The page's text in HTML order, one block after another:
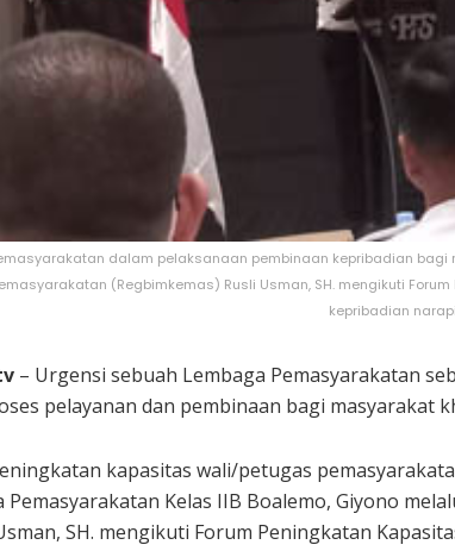
dalam pelaksanaan pembinaan kepribadian bagi
(Regbimkemas) Rusli Usman, SH. mengikuti
kepribadian
– Urgensi sebuah Lembaga Pemasyarakatan
pelayanan dan pembinaan bagi masyarakat
kapasitas wali/petugas
Pemasyarakatan Kelas IIB Boalemo, Giyono
SH. mengikuti Forum Peningkatan